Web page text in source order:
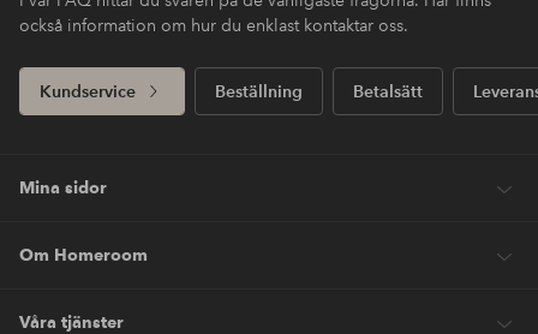
också information om hur du enklast kontaktar oss.
Kundservice Beställning Betalsätt
Mina sidor
Om Homeroom
Våra tjänster